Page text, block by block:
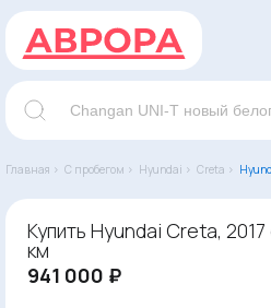
Главная › С пробегом › Hyundai › Creta ›
Купить Hyundai Creta,
км
941 000 ₽